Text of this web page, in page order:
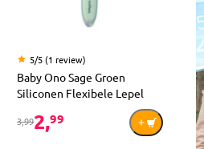
5/5 (1 review)
Baby Ono Sage Groen
Siliconen Flexibele Lepel
3,992,99